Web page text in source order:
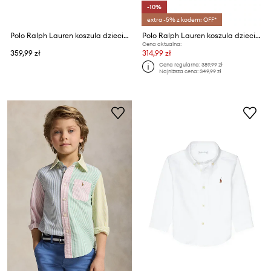
Polo Ralph Lauren koszula dziecięca bawełniana
359,99 zł
-10%
extra -5% z kodem: OFF*
Polo Ralph Lauren koszula dziecięca lniana
Cena aktualna:
314,99 zł
Cena regularna:389,99 zł
Najniższa cena:349,99 zł